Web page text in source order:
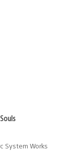
System Works